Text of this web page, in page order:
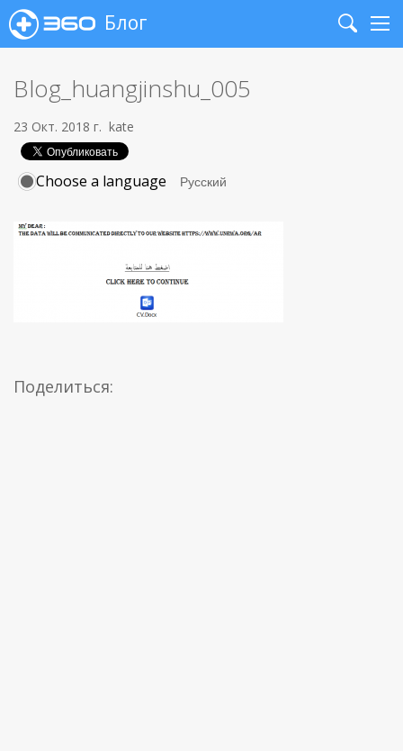
Блог
Search
Blog_huangjinshu_005
23 Окт. 2018 г. kate
Choose a language
Поделиться: